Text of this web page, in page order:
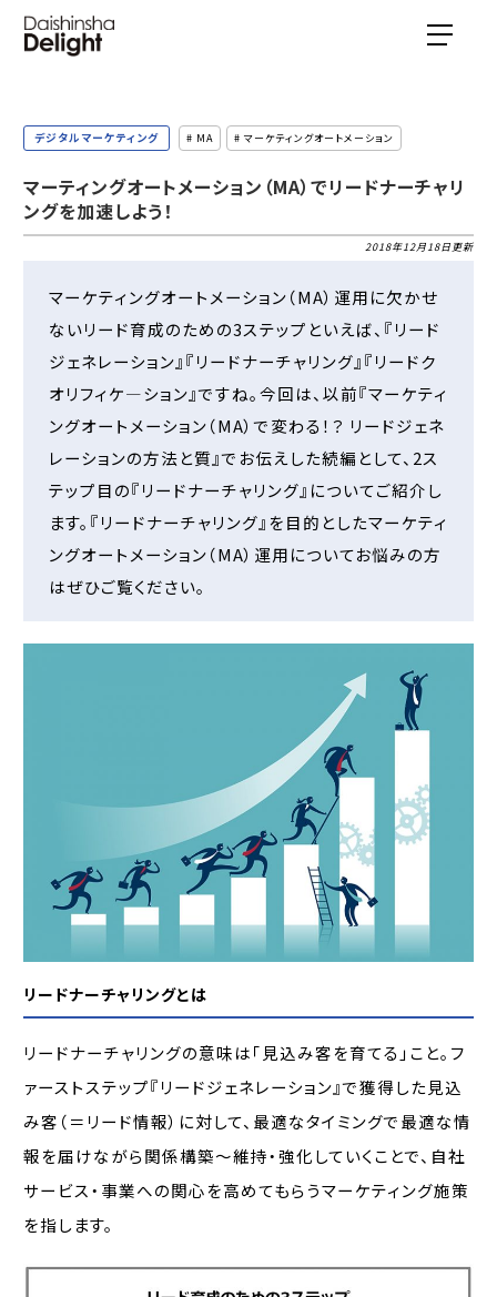
デジタルマーケティング # MA # マーケティングオートメーション
マーティングオートメーション（MA）でリードナーチャリ
ングを加速しよう！
2018年12月18日更新
マーケティングオートメーション（MA）運用に欠かせ
ないリード育成のための3ステップといえば、『リード
ジェネレーション』『リードナーチャリング』『リードク
オリフィケ―ション』ですね。今回は、以前『マーケティ
ングオートメーション（MA）で変わる！？ リードジェネ
レーションの方法と質』でお伝えした続編として、2ス
テップ目の『リードナーチャリング』についてご紹介し
ます。『リードナーチャリング』を目的としたマーケティ
ングオートメーション（MA）運用についてお悩みの方
はぜひご覧ください。
リードナーチャリングとは
リードナーチャリングの意味は「見込み客を育てる」こと。フ
ァーストステップ『リードジェネレーション』で獲得した見込
み客（＝リード情報）に対して、最適なタイミングで最適な情
報を届けながら関係構築～維持・強化していくことで、自社
サービス・事業への関心を高めてもらうマーケティング施策
を指します。